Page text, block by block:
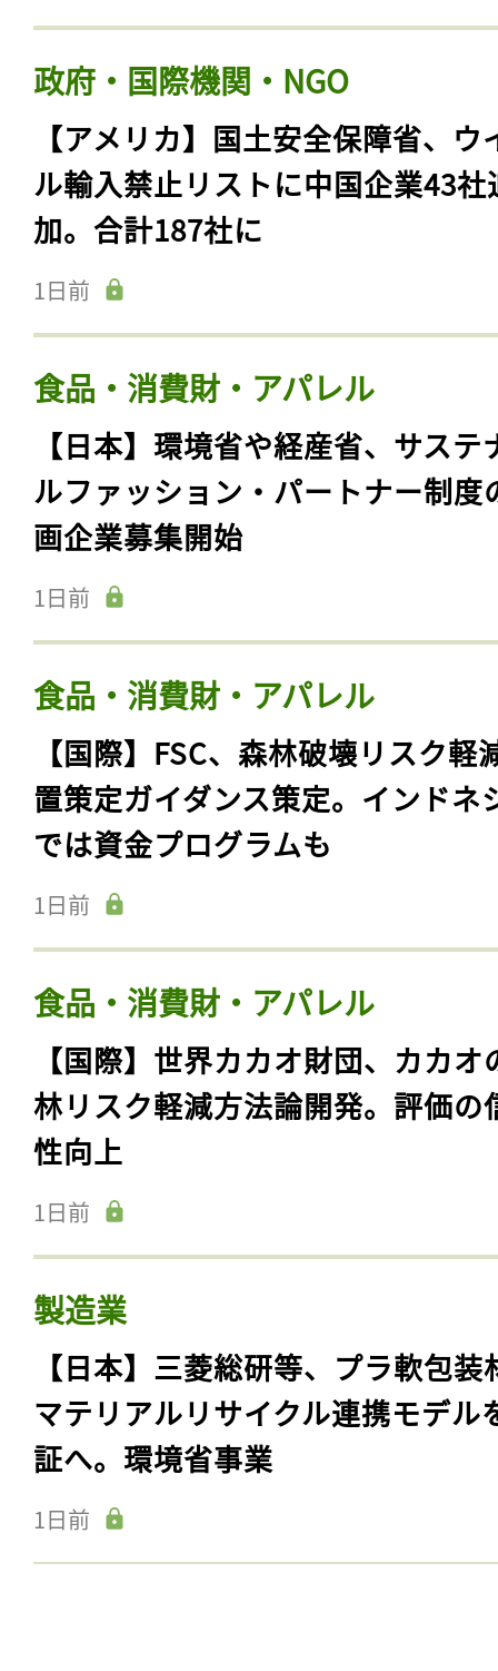
政府・国際機関・NGO
【アメリカ】国土安全保障省、ウ
ル輸入禁止リストに中国企業43社
加。合計187社に
1日前
食品・消費財・アパレル
【日本】環境省や経産省、サステ
ルファッション・パートナー制度
画企業募集開始
1日前
食品・消費財・アパレル
【国際】FSC、森林破壊リスク軽
置策定ガイダンス策定。インドネ
では資金プログラムも
1日前
食品・消費財・アパレル
【国際】世界カカオ財団、カカオ
林リスク軽減方法論開発。評価の
性向上
1日前
製造業
【日本】三菱総研等、プラ軟包装
マテリアルリサイクル連携モデル
証へ。環境省事業
1日前